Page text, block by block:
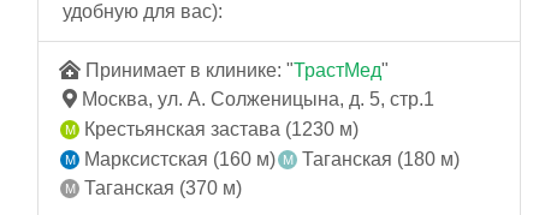
удобную для вас):
Принимает в клинике: "ТрастМед"
Москва, ул. А. Солженицына, д. 5, стр.1
Крестьянская застава (1230 м)
Марксистская (160 м)
Таганская (180 м)
Таганская (370 м)